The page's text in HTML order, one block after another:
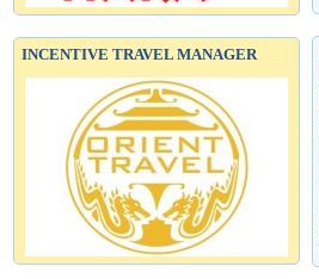
INCENTIVE TRAVEL MANAGER